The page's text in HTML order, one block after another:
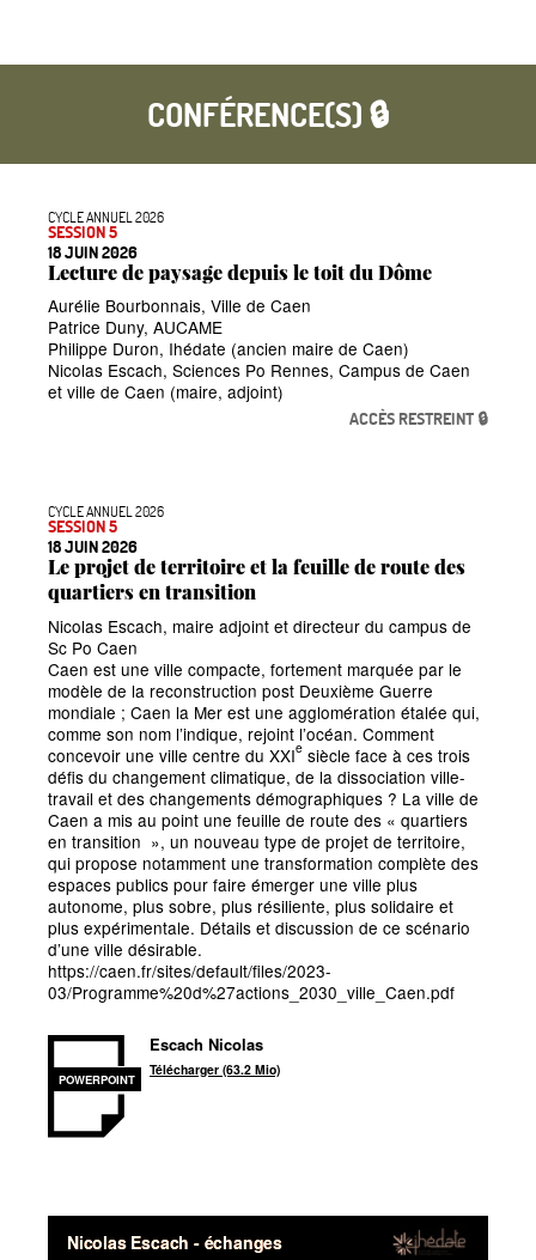
CONFÉRENCE(S) 🔒
CYCLE ANNUEL 2026
SESSION 5
18 JUIN 2026
Lecture de paysage depuis le toit du Dôme
Aurélie Bourbonnais, Ville de Caen
Patrice Duny, AUCAME
Philippe Duron, Ihédate (ancien maire de Caen)
Nicolas Escach, Sciences Po Rennes, Campus de Caen
et ville de Caen (maire, adjoint)
ACCÈS RESTREINT 🔒
CYCLE ANNUEL 2026
SESSION 5
18 JUIN 2026
Le projet de territoire et la feuille de route des
quartiers en transition
Nicolas Escach, maire adjoint et directeur du campus de
Sc Po Caen
Caen est une ville compacte, fortement marquée par le
modèle de la reconstruction post Deuxième Guerre
mondiale ; Caen la Mer est une agglomération étalée qui,
comme son nom l’indique, rejoint l’océan. Comment
concevoir une ville centre du XXIe siècle face à ces trois
défis du changement climatique, de la dissociation ville-
travail et des changements démographiques ? La ville de
Caen a mis au point une feuille de route des « quartiers
en transition », un nouveau type de projet de territoire,
qui propose notamment une transformation complète des
espaces publics pour faire émerger une ville plus
autonome, plus sobre, plus résiliente, plus solidaire et
plus expérimentale. Détails et discussion de ce scénario
d’une ville désirable.
https://caen.fr/sites/default/files/2023-
03/Programme%20d%27actions_2030_ville_Caen.pdf
POWERPOINT
Escach Nicolas
Télécharger (63.2 Mio)